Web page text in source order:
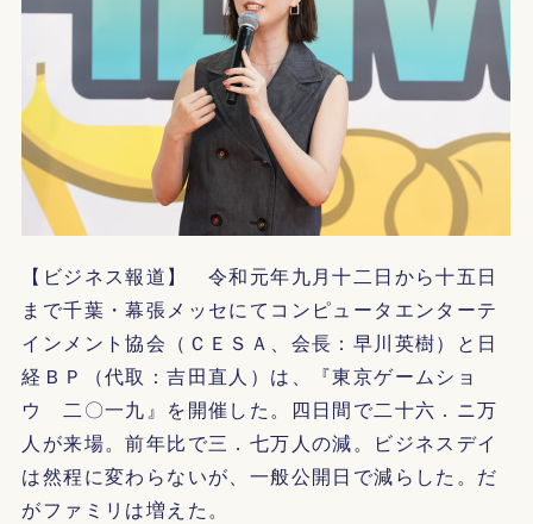
【ビジネス報道】 令和元年九月十二日から十五日
まで千葉・幕張メッセにてコンピュータエンターテ
インメント協会（ＣＥＳＡ、会長：早川英樹）と日
経ＢＰ（代取：吉田直人）は、『東京ゲームショ
ウ 二〇一九』を開催した。四日間で二十六．ニ万
人が来場。前年比で三．七万人の減。ビジネスデイ
は然程に変わらないが、一般公開日で減らした。だ
がファミリは増えた。